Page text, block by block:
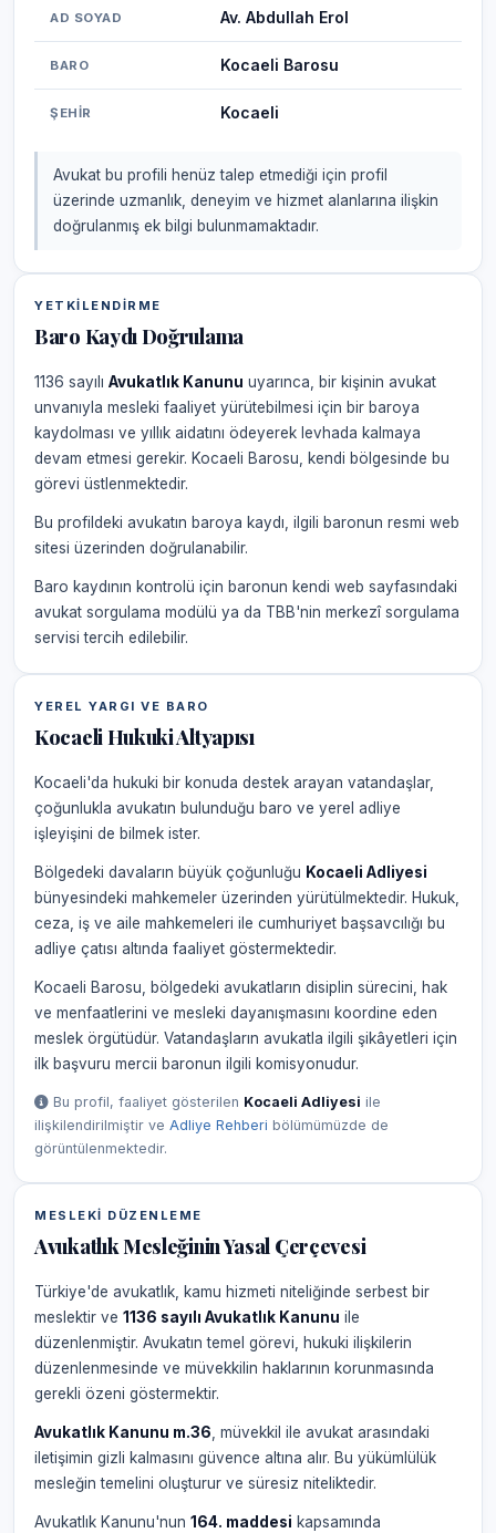
AD SOYAD Av. Abdullah Erol
BARO Kocaeli Barosu
ŞEHIR Kocaeli
Avukat bu profili henüz talep etmediği için profil
üzerinde uzmanlık, deneyim ve hizmet alanlarına ilişkin
doğrulanmış ek bilgi bulunmamaktadır.
YETKILENDIRME
Baro Kaydı Doğrulama
1136 sayılı Avukatlık Kanunu uyarınca, bir kişinin avukat
unvanıyla mesleki faaliyet yürütebilmesi için bir baroya
kaydolması ve yıllık aidatını ödeyerek levhada kalmaya
devam etmesi gerekir. Kocaeli Barosu, kendi bölgesinde bu
görevi üstlenmektedir.
Bu profildeki avukatın baroya kaydı, ilgili baronun resmi web
sitesi üzerinden doğrulanabilir.
Baro kaydının kontrolü için baronun kendi web sayfasındaki
avukat sorgulama modülü ya da TBB'nin merkezî sorgulama
servisi tercih edilebilir.
YEREL YARGI VE BARO
Kocaeli Hukuki Altyapısı
Kocaeli'da hukuki bir konuda destek arayan vatandaşlar,
çoğunlukla avukatın bulunduğu baro ve yerel adliye
işleyişini de bilmek ister.
Bölgedeki davaların büyük çoğunluğu Kocaeli Adliyesi
bünyesindeki mahkemeler üzerinden yürütülmektedir. Hukuk,
ceza, iş ve aile mahkemeleri ile cumhuriyet başsavcılığı bu
adliye çatısı altında faaliyet göstermektedir.
Kocaeli Barosu, bölgedeki avukatların disiplin sürecini, hak
ve menfaatlerini ve mesleki dayanışmasını koordine eden
meslek örgütüdür. Vatandaşların avukatla ilgili şikâyetleri için
ilk başvuru mercii baronun ilgili komisyonudur.
Bu profil, faaliyet gösterilen Kocaeli Adliyesi ile
ilişkilendirilmiştir ve Adliye Rehberi bölümümüzde de
görüntülenmektedir.
MESLEKI DÜZENLEME
Avukatlık Mesleğinin Yasal Çerçevesi
Türkiye'de avukatlık, kamu hizmeti niteliğinde serbest bir
meslektir ve 1136 sayılı Avukatlık Kanunu ile
düzenlenmiştir. Avukatın temel görevi, hukuki ilişkilerin
düzenlenmesinde ve müvekkilin haklarının korunmasında
gerekli özeni göstermektir.
Avukatlık Kanunu m.36 , müvekkil ile avukat arasındaki
iletişimin gizli kalmasını güvence altına alır. Bu yükümlülük
mesleğin temelini oluşturur ve süresiz niteliktedir.
Avukatlık Kanunu'nun 164. maddesi kapsamında